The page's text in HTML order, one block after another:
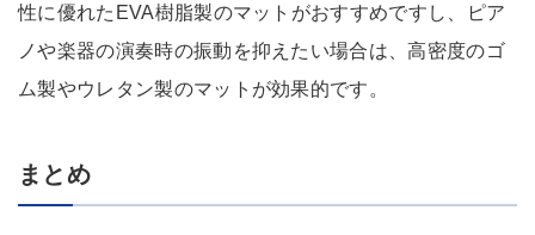
性に優れたEVA樹脂製のマットがおすすめですし、ピア
ノや楽器の演奏時の振動を抑えたい場合は、高密度のゴ
ム製やウレタン製のマットが効果的です。
まとめ